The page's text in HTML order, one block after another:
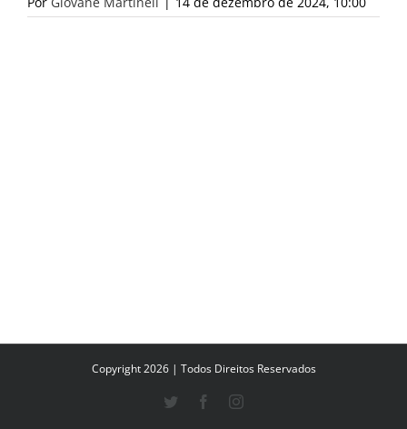
Copyright 2026 | Todos Direitos Reservados
Twitter FacebookInstagram